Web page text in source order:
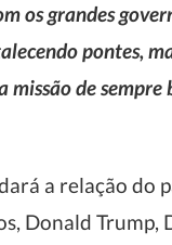
os grandes
pontes,
missão de sempre
a relação do
Donald